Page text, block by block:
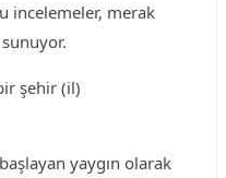
incelemeler, merak
şehir (il)
yaygın olarak